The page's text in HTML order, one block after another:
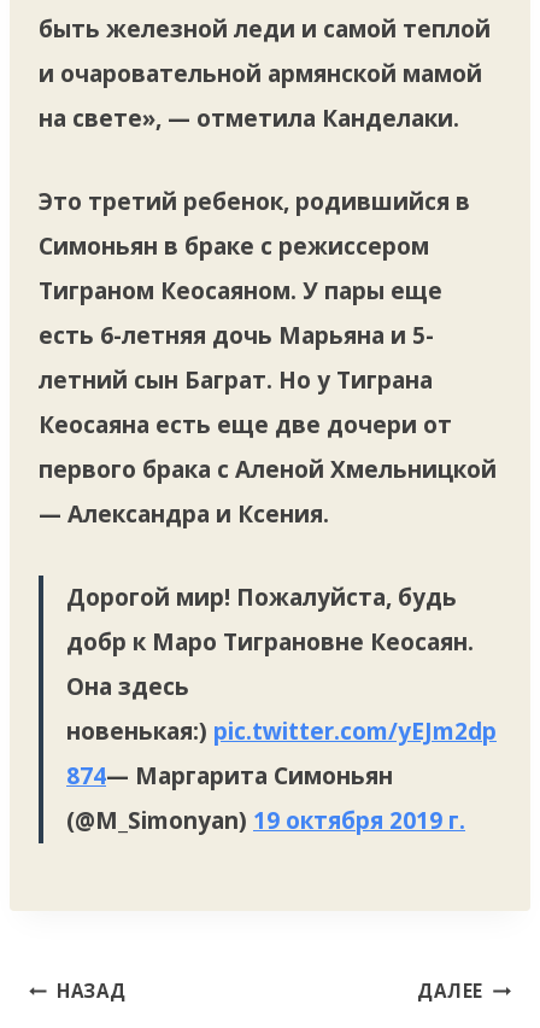
быть железной леди и самой теплой
и очаровательной армянской мамой
на свете», — отметила Канделаки.
Это третий ребенок, родившийся в
Симоньян в браке с режиссером
Тиграном Кеосаяном. У пары еще
есть 6-летняя дочь Марьяна и 5-
летний сын Баграт. Но у Тиграна
Кеосаяна есть еще две дочери от
первого брака с Аленой Хмельницкой
— Александра и Ксения.
Дорогой мир! Пожалуйста, будь
добр к Маро Тиграновне Кеосаян.
Она здесь
новенькая:) pic.twitter.com/yEJm2dp
874— Маргарита Симоньян
(@M_Simonyan) 19 октября 2019 г.
Навигация
НАЗАД ДАЛЕЕ